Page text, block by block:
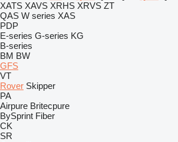
XATS XAVS XRHS XRVS ZT
QAS W series XAS
PDP
E-series G-series KG
B-series
BM BW
GFS
VT
Rover Skipper
PA
Airpure Britecpure
BySprint Fiber
CK
SR